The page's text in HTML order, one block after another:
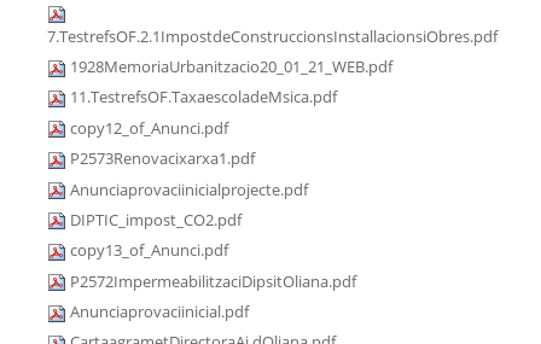
7.TestrefsOF.2.1ImpostdeConstruccionsInstallacionsiObres.pdf
1928MemoriaUrbanitzacio20_01_21_WEB.pdf
11.TestrefsOF.TaxaescoladeMsica.pdf
copy12_of_Anunci.pdf
P2573Renovacixarxa1.pdf
Anunciaprovaciinicialprojecte.pdf
DIPTIC_impost_CO2.pdf
copy13_of_Anunci.pdf
P2572ImpermeabilitzaciDipsitOliana.pdf
Anunciaprovaciinicial.pdf